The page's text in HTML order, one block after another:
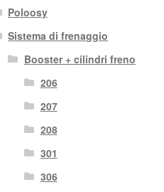
Poloosy
Sistema di frenaggio
Booster + cilindri freno
206
207
208
301
306